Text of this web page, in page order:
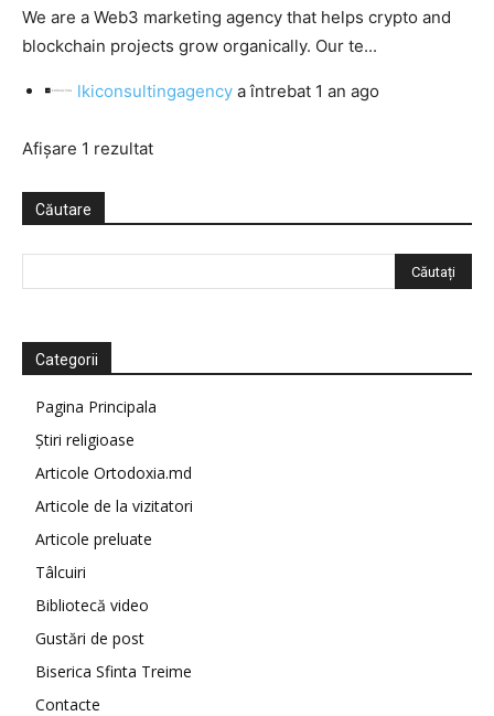
We are a Web3 marketing agency that helps crypto and
blockchain projects grow organically. Our te...
lkiconsultingagency a întrebat 1 an ago
Afișare 1 rezultat
Căutare
Categorii
Pagina Principala
Știri religioase
Articole Ortodoxia.md
Articole de la vizitatori
Articole preluate
Tâlcuiri
Bibliotecă video
Gustări de post
Biserica Sfinta Treime
Contacte